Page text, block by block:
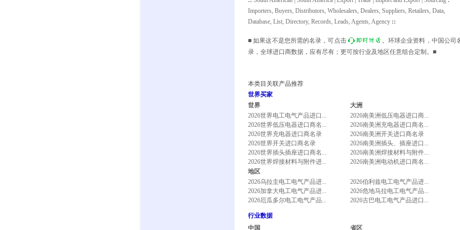
Importers, Buyers, Distributors, Wholesalers, Dealers, Suppliers, Retailers, Data,
Database, List, Directory, Records, Leads, Agents, Agency ::
■ 如果这不是您所需的名录，可点击
。环球企业资料，中国公司
录，全球进口商数据，应有尽有；更可按行业及地区任意组合定制。■
本类目关联产品推荐
世界买家
世界
2026世界电工电气产品进口...
2026世界低压电器进口商名...
2026世界充电器进口商名录
2026世界开关进口商名录
2026世界插头插座进口商名...
2026世界焊接材料与附件进...
大洲
2026南美洲低压电器进口商...
2026南美洲充电器进口商名...
2026南美洲开关进口商名录
2026南美洲插头、插座进口...
2026南美洲焊接材料与附件...
2026南美洲电动机进口商名...
地区
2026乌拉圭电工电气产品进...
2026伯利兹电工电气产品进...
2026加拿大电工电气产品进...
2026危地马拉电工电气产品...
2026厄瓜多尔电工电气产品...
2026古巴电工电气产品进口...
行业数据
中国
省区